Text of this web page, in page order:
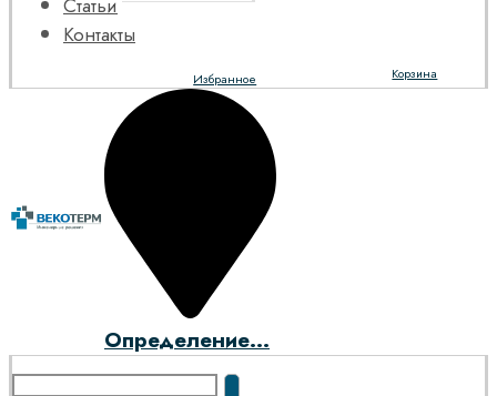
Статьи
Контакты
Корзина
Избранное
Определение...